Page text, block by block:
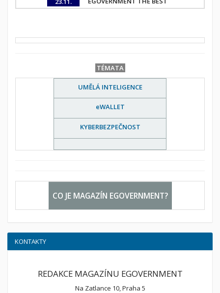
TÉMATA
UMĚLÁ INTELIGENCE
eWALLET
KYBERBEZPEČNOST
CO JE MAGAZÍN EGOVERNMENT?
KONTAKTY
REDAKCE MAGAZÍNU EGOVERNMENT
Na Zatlance 10, Praha 5